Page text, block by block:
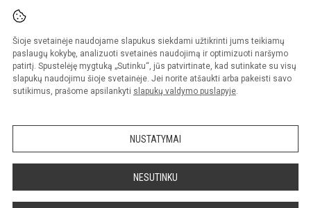
Šioje svetainėje naudojame slapukus siekdami užtikrinti jums teikiamų
paslaugų kokybę, analizuoti svetainės naudojimą ir optimizuoti naršymo
patirtį. Spustelėję mygtuką „Sutinku“, jūs patvirtinate, kad sutinkate su visų
slapukų naudojimu šioje svetainėje. Jei norite atšaukti arba pakeisti savo
sutikimus, prašome apsilankyti slapukų valdymo puslapyje.
NUSTATYMAI
NESUTINKU
© 2021. Panevėžio „Šviesos“ ugdymo centras. Visos teisės saugomos.
Kopijuoti turinį be raštiško administracijos sutikimo griežtai draudžiama.
Prieinamumo paraiška Slapukų valdymas
Sumanus būdas atnaujinti